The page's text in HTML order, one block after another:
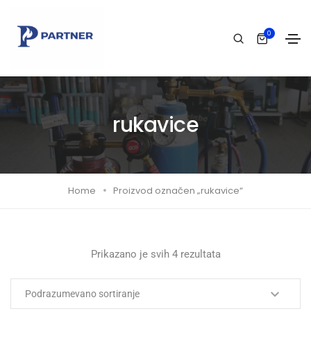
0
rukavice
Home Proizvod označen „rukavice“
Prikazano je svih 4 rezultata